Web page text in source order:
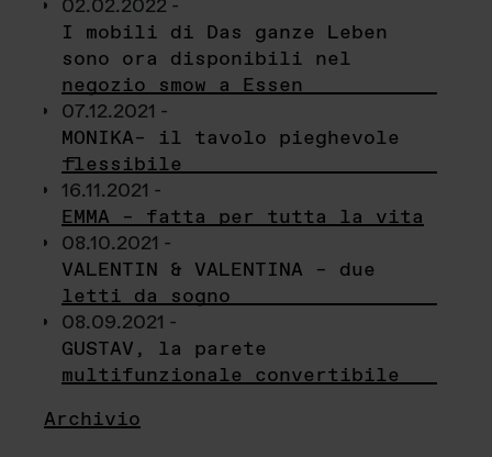
02.02.2022 -
I mobili di Das ganze Leben
sono ora disponibili nel
negozio smow a Essen
07.12.2021 -
MONIKA– il tavolo pieghevole
flessibile
16.11.2021 -
EMMA – fatta per tutta la vita
08.10.2021 -
VALENTIN & VALENTINA – due
letti da sogno
08.09.2021 -
GUSTAV, la parete
multifunzionale convertibile
Archivio